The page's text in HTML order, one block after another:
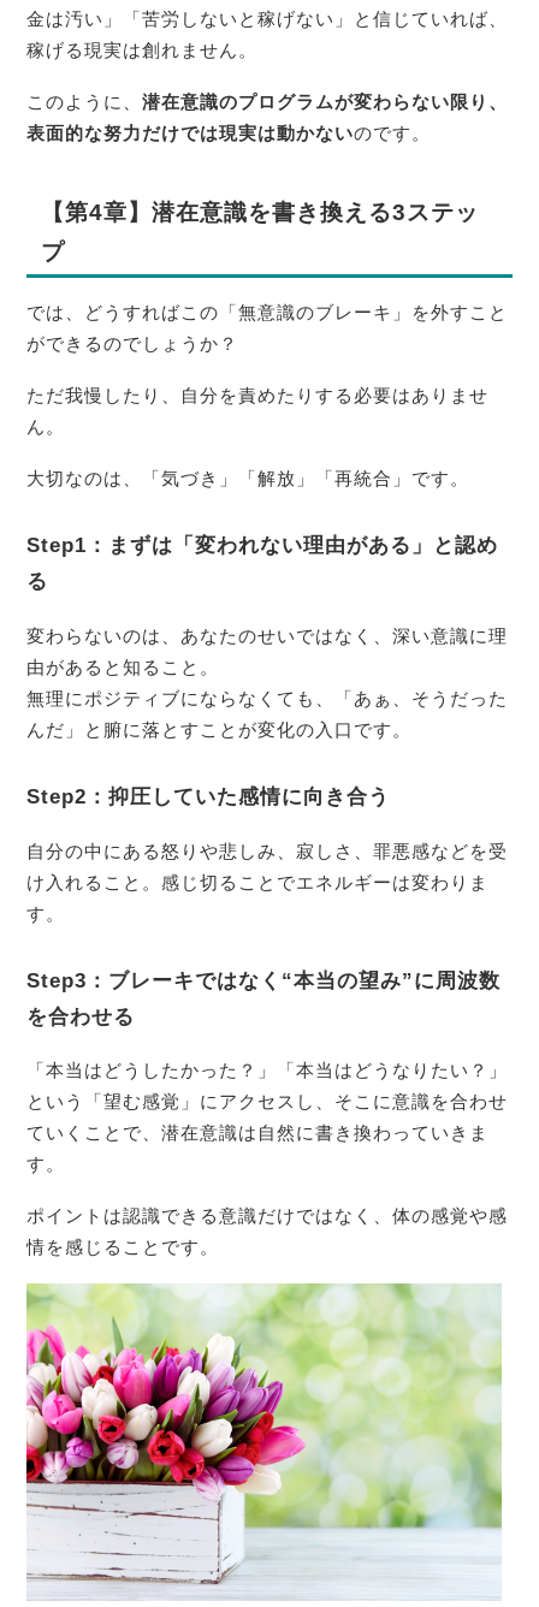
金は汚い」「苦労しないと稼げない」と信じていれば、
稼げる現実は創れません。
このように、潜在意識のプログラムが変わらない限り、
表面的な努力だけでは現実は動かないのです。
【第4章】潜在意識を書き換える3ステッ
プ
では、どうすればこの「無意識のブレーキ」を外すこと
ができるのでしょうか？
ただ我慢したり、自分を責めたりする必要はありませ
ん。
大切なのは、「気づき」「解放」「再統合」です。
Step1：まずは「変われない理由がある」と認め
る
変わらないのは、あなたのせいではなく、深い意識に理
由があると知ること。
無理にポジティブにならなくても、「あぁ、そうだった
んだ」と腑に落とすことが変化の入口です。
Step2：抑圧していた感情に向き合う
自分の中にある怒りや悲しみ、寂しさ、罪悪感などを受
け入れること。感じ切ることでエネルギーは変わりま
す。
Step3：ブレーキではなく“本当の望み”に周波数
を合わせる
「本当はどうしたかった？」「本当はどうなりたい？」
という「望む感覚」にアクセスし、そこに意識を合わせ
ていくことで、潜在意識は自然に書き換わっていきま
す。
ポイントは認識できる意識だけではなく、体の感覚や感
情を感じることです。